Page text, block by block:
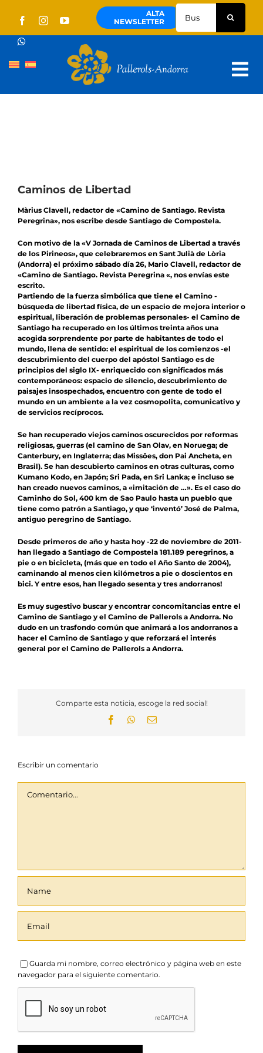
content
ALTA
NEWSLETTER
Buscar:
Territorio y cultura
Noticias
Agenda
Contacto
Colabora
Caminos de Libertad
Màrius Clavell, redactor de «Camino de Santiago. Revista
Peregrina», nos escribe desde Santiago de Compostela.
Con motivo de la «V Jornada de Caminos de Libertad a través
de los Pirineos», que celebraremos en Sant Julià de Lòria
(Andorra) el próximo sábado día 26, Mario Clavell, redactor de
«Camino de Santiago. Revista Peregrina «, nos envías este
escrito.
Partiendo de la fuerza simbólica que tiene el Camino -
búsqueda de libertad física, de un espacio de mejora interior o
espiritual, liberación de problemas personales- el Camino de
Santiago ha recuperado en los últimos treinta años una
acogida sorprendente por parte de habitantes de todo el
mundo, llena de sentido: el espiritual de los comienzos -el
descubrimiento del cuerpo del apóstol Santiago es de
principios del siglo IX- enriquecido con significados más
contemporáneos: espacio de silencio, descubrimiento de
paisajes insospechados, encuentro con gente de todo el
mundo en un ambiente a la vez cosmopolita, comunicativo y
de servicios recíprocos.
Se han recuperado viejos caminos oscurecidos por reformas
religiosas, guerras (el camino de San Olav, en Noruega; de
Canterbury, en Inglaterra; das Missôes, don Pai Ancheta, en
Brasil). Se han descubierto caminos en otras culturas, como
Kumano Kodo, en Japón; Sri Pada, en Sri Lanka; e incluso se
han creado nuevos caminos, a «imitación de …». Es el caso do
Caminho do Sol, 400 km de Sao Paulo hasta un pueblo que
tiene como patrón a Santiago, y que ‘inventó’ José de Palma,
antiguo peregrino de Santiago.
Desde primeros de año y hasta hoy -22 de noviembre de 2011-
han llegado a Santiago de Compostela 181.189 peregrinos, a
pie o en bicicleta, (más que en todo el Año Santo de 2004),
caminando al menos cien kilómetros a pie o doscientos en
bici. Y entre esos, han llegado sesenta y tres andorranos!
Es muy sugestivo buscar y encontrar concomitancias entre el
Camino de Santiago y el Camino de Pallerols a Andorra. No
dudo en un trasfondo común que animará a los andorranos a
hacer el Camino de Santiago y que reforzará el interés
general por el Camino de Pallerols a Andorra.
Comparte esta noticia, escoge la red social!
FacebookWhatsApp
Email
Escribir un comentario
Guarda mi nombre, correo electrónico y página web en este
navegador para el siguiente comentario.